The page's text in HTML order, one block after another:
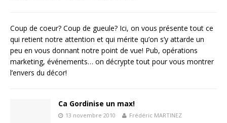
Coup de coeur? Coup de gueule? Ici, on vous présente tout ce
qui retient notre attention et qui mérite qu’on s’y attarde un
peu en vous donnant notre point de vue! Pub, opérations
marketing, événements… on décrypte tout pour vous montrer
l’envers du décor!
Ca Gordinise un max!
13 novembre 2010 Frédéric MARTINEZ